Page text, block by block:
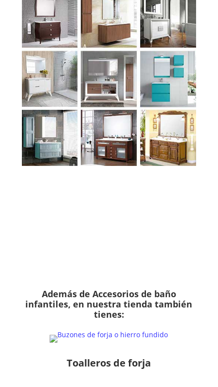
Además de Accesorios de baño
infantiles, en nuestra tienda también
tienes:
Toalleros de forja